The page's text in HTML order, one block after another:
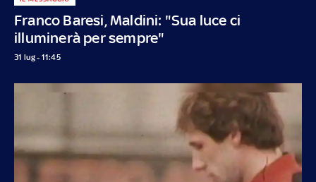
Franco Baresi, Maldini: "Sua luce ci
illuminerà per sempre"
31 lug - 11:45